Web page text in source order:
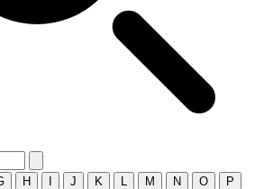
H J K M N O
P